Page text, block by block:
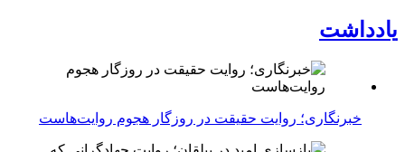
یادداشت
خبرنگاری؛ روایت حقیقت در روزگار هجوم روایت‌هاست